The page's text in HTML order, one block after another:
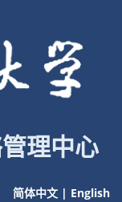
理中心
简体中文 | English